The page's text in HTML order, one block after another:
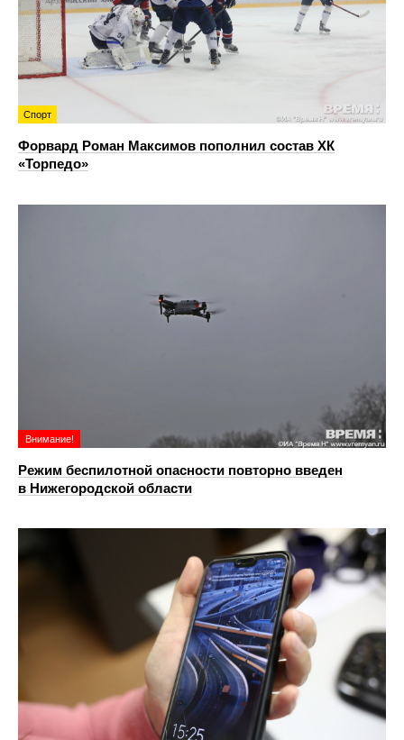
Спорт
Форвард Роман Максимов пополнил состав ХК
«Торпедо»
Внимание!
Режим беспилотной опасности повторно введен
в Нижегородской области